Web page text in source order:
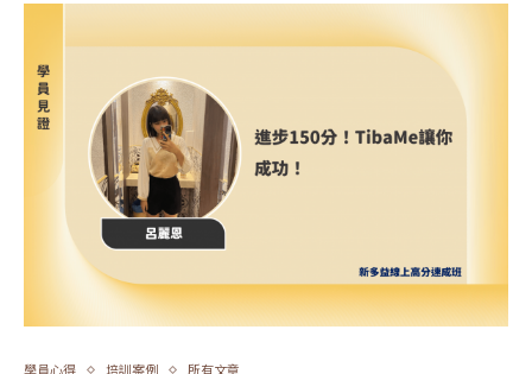
學員心得 培訓案例 所有文章